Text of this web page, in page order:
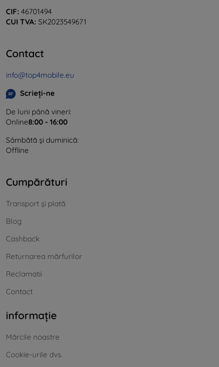
CIF: 46701494
CUI TVA: SK2023549671
Contact
info@top4mobile.eu
Scrieți-ne
De luni până vineri:
Online8:00 - 16:00
Sâmbătă și duminică:
Offline
Cumpărături
Transport și plată
Blog
Cashback
Returnarea mărfurilor
Reclamatii
Contact
informație
Mărcile noastre
Cookie-urile dvs.